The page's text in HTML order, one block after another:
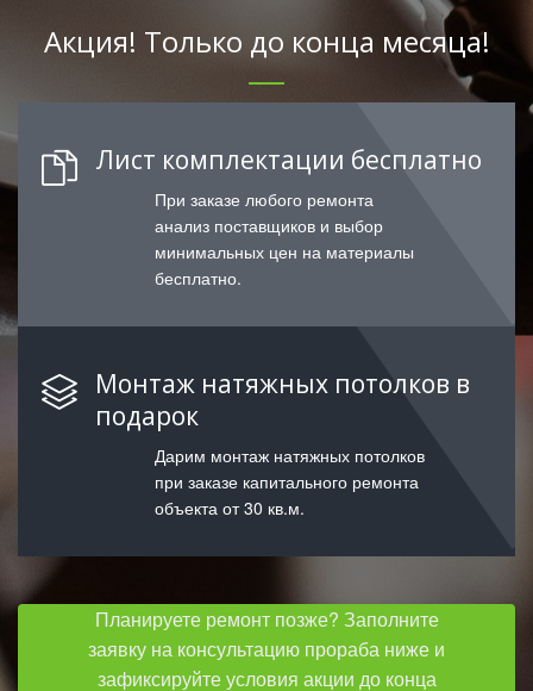
Акция! Только до конца месяца!
Лист комплектации бесплатно
При заказе любого ремонта
анализ поставщиков и выбор
минимальных цен на материалы
бесплатно.
Монтаж натяжных потолков в
подарок
Дарим монтаж натяжных потолков
при заказе капитального ремонта
объекта от 30 кв.м.
Планируете ремонт позже? Заполните
заявку на консультацию прораба ниже и
зафиксируйте условия акции до конца